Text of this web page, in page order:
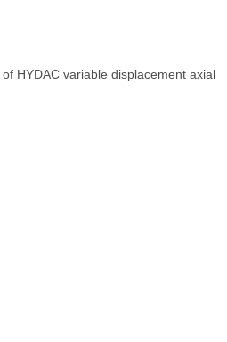
HYDAC variable displacement axial